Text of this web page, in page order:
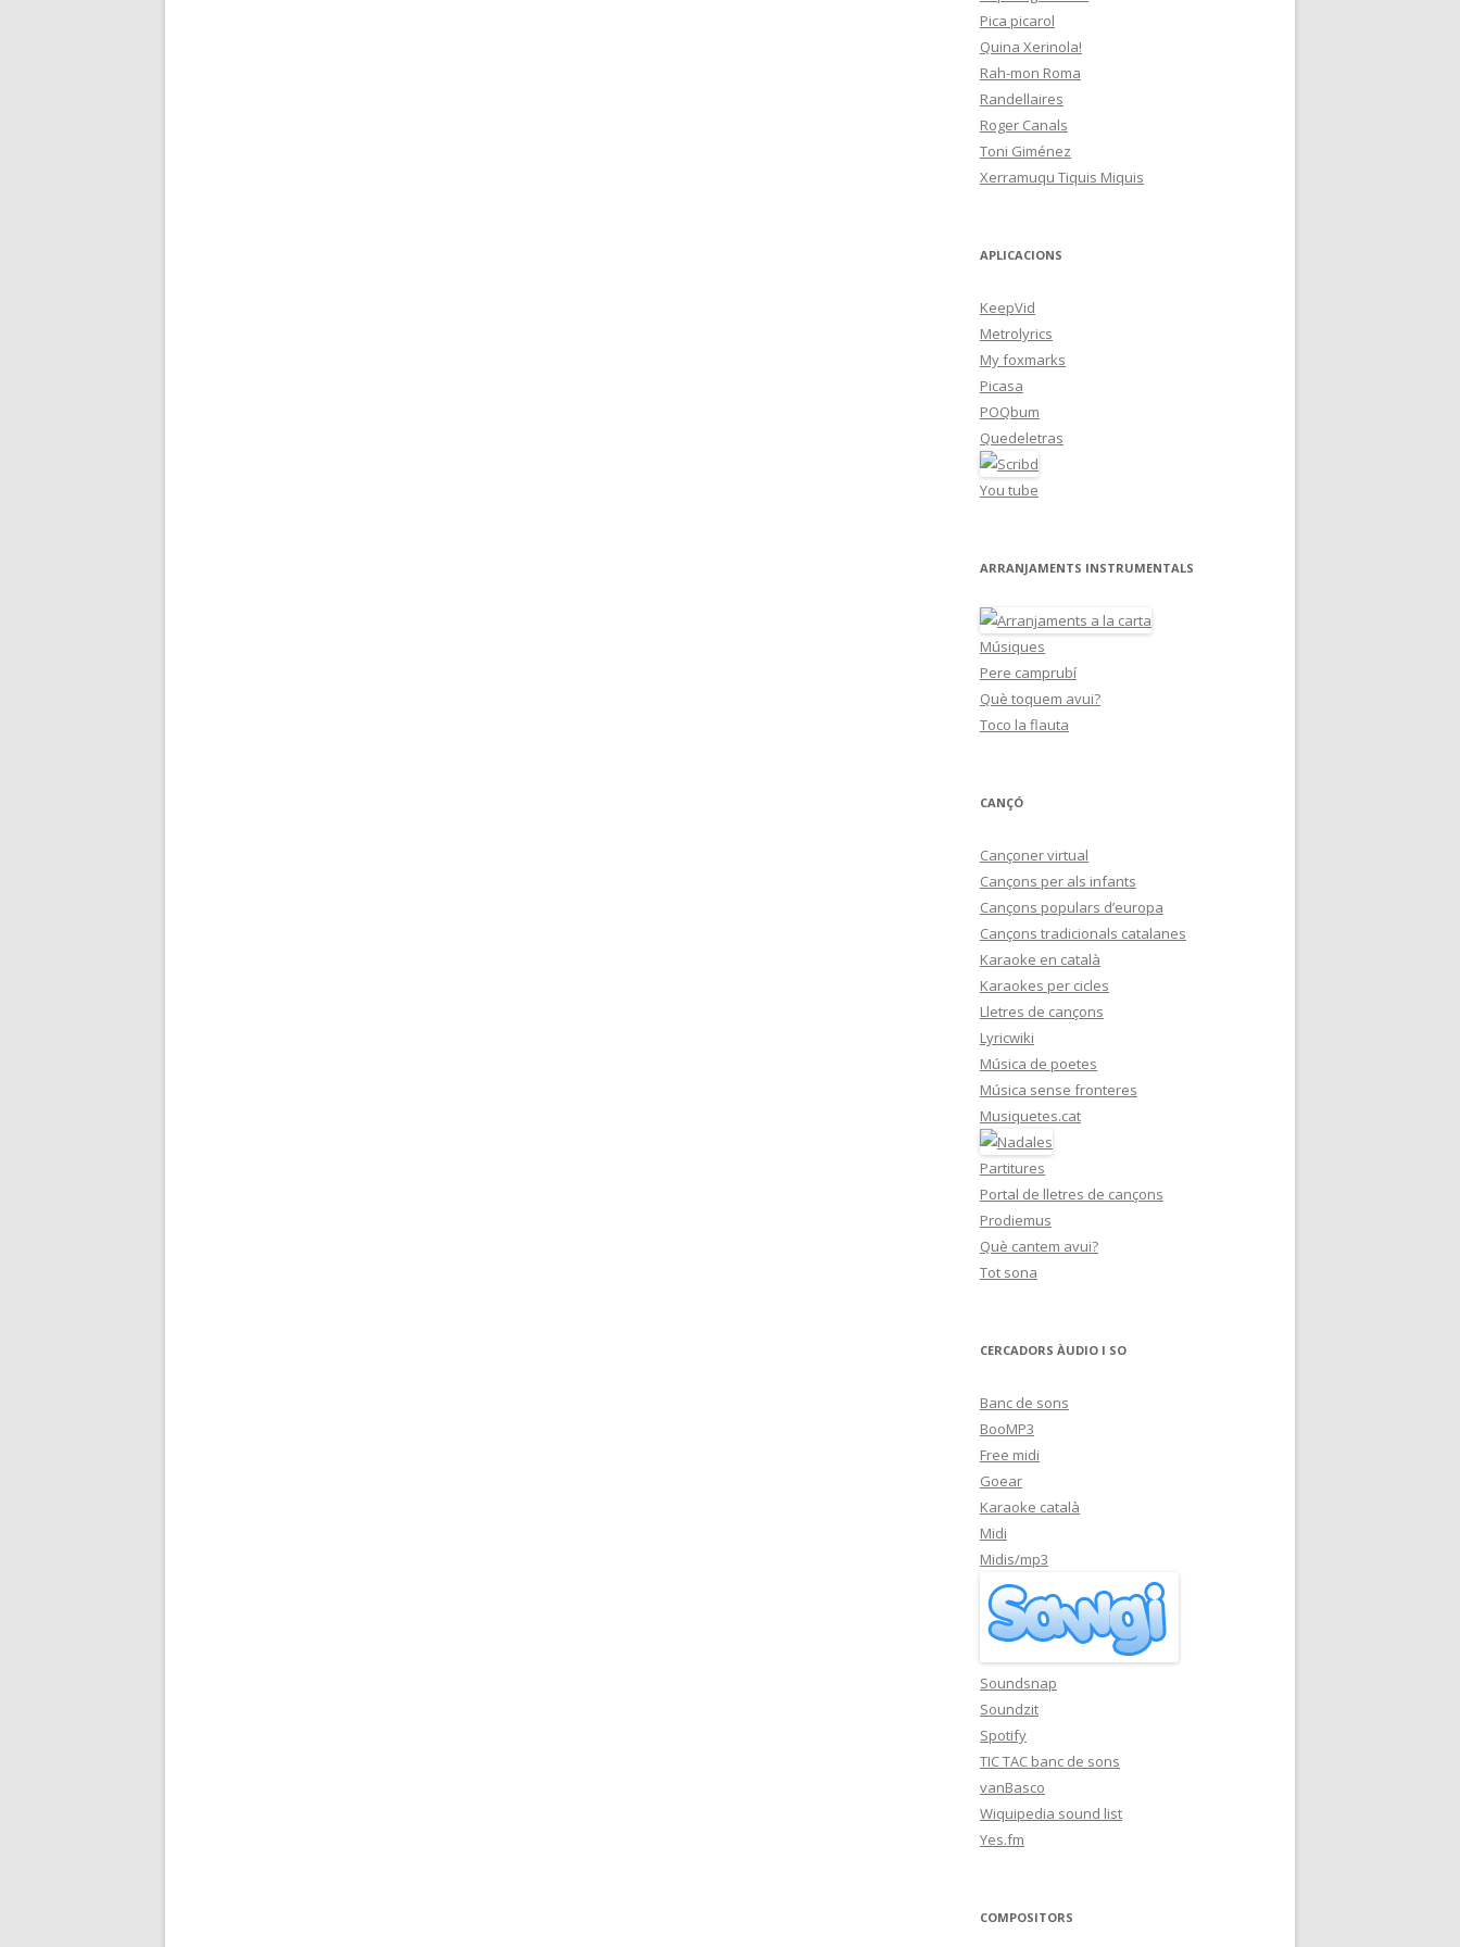
Pica picarol
Quina Xerinola!
Rah-mon Roma
Randellaires
Roger Canals
Toni Giménez
Xerramuqu Tiquis Miquis
APLICACIONS
KeepVid
Metrolyrics
My foxmarks
Picasa
POQbum
Quedeletras
You tube
ARRANJAMENTS INSTRUMENTALS
Músiques
Pere camprubí
Què toquem avui?
Toco la flauta
CANÇÓ
Cançoner virtual
Cançons per als infants
Cançons populars d’europa
Cançons tradicionals catalanes
Karaoke en català
Karaokes per cicles
Lletres de cançons
Lyricwiki
Música de poetes
Música sense fronteres
Musiquetes.cat
Partitures
Portal de lletres de cançons
Prodiemus
Què cantem avui?
Tot sona
CERCADORS ÀUDIO I SO
Banc de sons
BooMP3
Free midi
Goear
Karaoke català
Midi
Midis/mp3
Soundsnap
Soundzit
Spotify
TIC TAC banc de sons
vanBasco
Wiquipedia sound list
Yes.fm
COMPOSITORS